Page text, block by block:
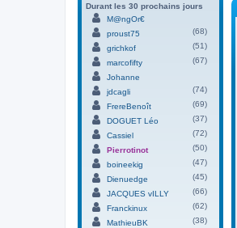
Durant les 30 prochains jours
M@ngOr€
proust75
(68)
grichkof
(51)
marcofifty
(67)
Johanne
jdcagli
(74)
FrereBenoît
(69)
DOGUET Léo
(37)
Cassiel
(72)
Pierrotinot
(50)
boineekig
(47)
Dienuedge
(45)
JACQUES vILLY
(66)
Franckinux
(62)
MathieuBK
(38)